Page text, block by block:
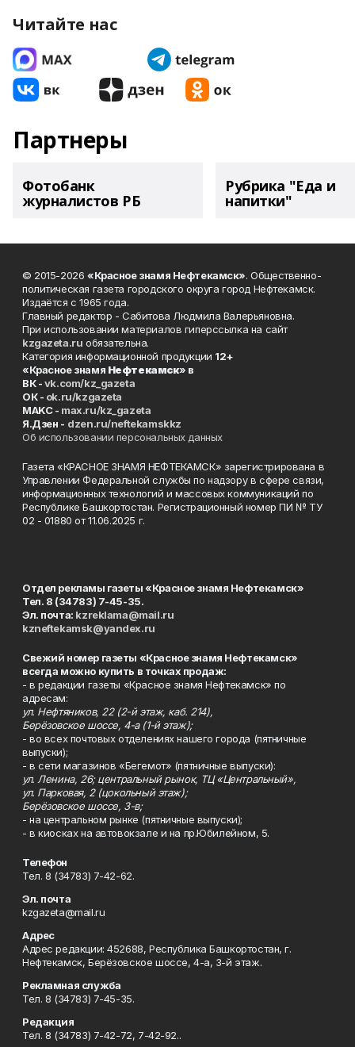
Читайте нас
Партнеры
Фотобанк
журналистов РБ
Рубрика "Еда и
напитки"
© 2015-2026 «Красное знамя Нефтекамск». Общественно-
политическая газета городского округа город Нефтекамск.
Издаётся с 1965 года.
Главный редактор - Сабитова Людмила Валерьяновна.
При использовании материалов гиперссылка на сайт
kzgazeta.ru обязательна.
Категория информационной продукции 12+
«Красное знамя Нефтекамск» в
ВК -vk.com/kz_gazeta
ОК - ok.ru/kzgazeta
MAKC - max.ru/kz_gazeta
Я.Дзен - dzen.ru/neftekamskkz
Об использовании персональных данных
Газета «КРАСНОЕ ЗНАМЯ НЕФТЕКАМСК» зарегистрирована в
Управлении Федеральной службы по надзору в сфере связи,
информационных технологий и массовых коммуникаций по
Республике Башкортостан. Регистрационный номер ПИ № ТУ
02 - 01880 от 11.06.2025 г.
Отдел рекламы газеты «Красное знамя Нефтекамск»
Тел. 8 (34783) 7-45-35.
Эл. почта: kzreklama@mail.ru
kzneftekamsk@yandex.ru
Свежий номер газеты «Красное знамя Нефтекамск»
всегда можно купить в точках продаж:
- в редакции газеты «Красное знамя Нефтекамск» по
адресам:
ул. Нефтяников, 22 (2-й этаж, каб. 214),
Берёзовское шоссе, 4-а (1-й этаж);
- во всех почтовых отделениях нашего города (пятничные
выпуски);
- в сети магазинов «Бегемот» (пятничные выпуски):
ул. Ленина, 26; центральный рынок, ТЦ «Центральный»,
ул. Парковая, 2 (цокольный этаж);
Берёзовское шоссе, 3-в;
- на центральном рынке (пятничные выпуски);
- в киосках на автовокзале и на пр.Юбилейном, 5.
Телефон
Тел. 8 (34783) 7-42-62.
Эл. почта
kzgazeta@mail.ru
Адрес
Адрес редакции: 452688, Республика Башкортостан, г.
Нефтекамск, Берёзовское шоссе, 4-а, 3-й этаж.
Рекламная служба
Тел. 8 (34783) 7-45-35.
Редакция
Тел. 8 (34783) 7-42-72, 7-42-92..